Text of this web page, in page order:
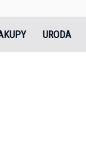
URODA